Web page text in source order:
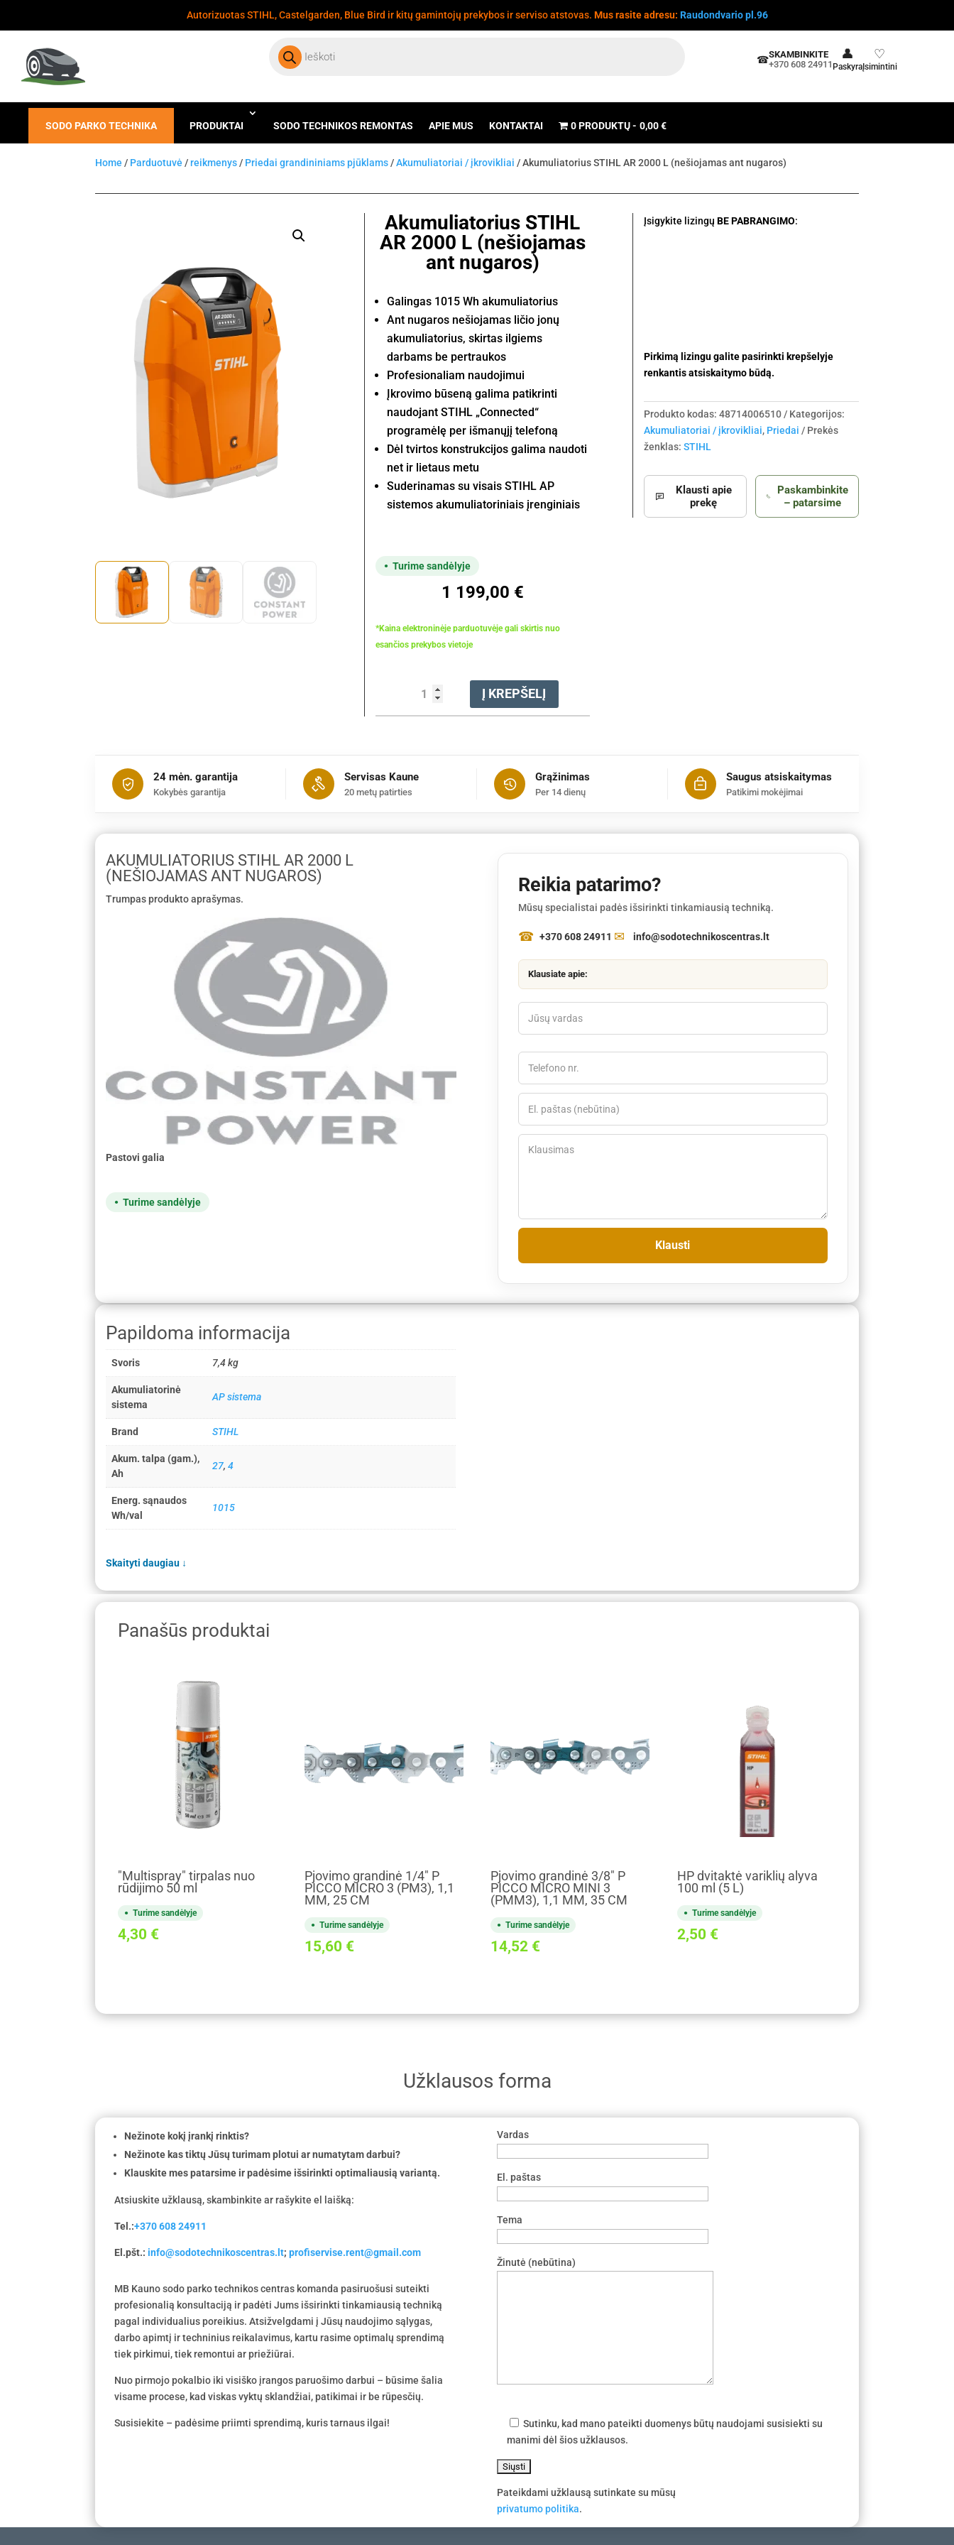
Autorizuotas STIHL, Castelgarden, Blue Bird ir kitų gamintojų prekybos ir serviso atstovas. Mus rasite adresu: Raudondvario pl.96
search
☎SKAMBINKITE
+370 608 24911
👤
Paskyra
♡
Įsimintini
SODO PARKO TECHNIKA PRODUKTAI SODO TECHNIKOS REMONTAS APIE MUS KONTAKTAI 0 PRODUKTŲ 0,00 €
Home / Parduotuvė /reikmenys / Priedai grandininiams pjūklams /Akumuliatoriai / įkrovikliai / Akumuliatorius STIHL AR 2000 L (nešiojamas ant nugaros)
Akumuliatorius STIHL
AR 2000 L (nešiojamas
ant nugaros)
Galingas 1015 Wh akumuliatorius
Ant nugaros nešiojamas ličio jonų
akumuliatorius, skirtas ilgiems
darbams be pertraukos
Profesionaliam naudojimui
Įkrovimo būseną galima patikrinti
naudojant STIHL „Connected“
programėlę per išmanųjį telefoną
Dėl tvirtos konstrukcijos galima naudoti
net ir lietaus metu
Suderinamas su visais STIHL AP
sistemos akumuliatoriniais įrenginiais
Turime sandėlyje
1 199,00 €
*Kaina elektroninėje parduotuvėje gali skirtis nuo
esančios prekybos vietoje
kiekis:
Akumuliatorius
L
(nešiojamas
ant
Į KREPŠELĮ
Įsigykite lizingų BE PABRANGIMO:
Pirkimą lizingu galite pasirinkti krepšelyje
renkantis atsiskaitymo būdą.
Produkto kodas: 48714006510
Kategorijos:
Akumuliatoriai / įkrovikliai, Priedai
Prekės
ženklas: STIHL
Klausti apie
prekę
Paskambinkite
– patarsime
24 mėn. garantija
Kokybės garantija
Servisas Kaune
20 metų patirties
Grąžinimas
Per 14 dienų
Saugus atsiskaitymas
Patikimi mokėjimai
AKUMULIATORIUS STIHL AR 2000 L
(NEŠIOJAMAS ANT NUGAROS)
Trumpas produkto aprašymas.
Pastovi galia
Turime sandėlyje
Reikia patarimo?
Mūsų specialistai padės išsirinkti tinkamiausią techniką.
+370 608 24911 info@sodotechnikoscentras.lt
Klausiate apie:
Papildoma informacija
Svoris 7,4 kg
Akumuliatorinė
sistema
AP sistema
Brand STIHL
Akum. talpa (gam.),
Ah
27,4
Energ. sąnaudos
Wh/val
1015
Skaityti daugiau ↓
Panašūs produktai
"Multispray" tirpalas nuo
rūdijimo 50 ml
Turime sandėlyje
4,30 €
Pjovimo grandinė 1/4" P
PICCO MICRO 3 (PM3), 1,1
MM, 25 CM
Turime sandėlyje
15,60 €
Pjovimo grandinė 3/8" P
PICCO MICRO MINI 3
(PMM3), 1,1 MM, 35 CM
Turime sandėlyje
14,52 €
HP dvitaktė variklių alyva
100 ml (5 L)
Turime sandėlyje
2,50 €
Užklausos forma
Nežinote kokį įrankį rinktis?
Nežinote kas tiktų Jūsų turimam plotui ar numatytam darbui?
Klauskite mes patarsime ir padėsime išsirinkti optimaliausią variantą.
Atsiuskite užklausą, skambinkite ar rašykite el laišką:
Tel.:+370 608 24911
El.pšt.:info@sodotechnikoscentras.lt;profiservise.rent@gmail.com
MB Kauno sodo parko technikos centras komanda pasiruošusi suteikti
profesionalią konsultaciją ir padėti Jums išsirinkti tinkamiausią techniką
pagal individualius poreikius. Atsižvelgdami į Jūsų naudojimo sąlygas,
darbo apimtį ir techninius reikalavimus, kartu rasime optimalų sprendimą
tiek pirkimui, tiek remontui ar priežiūrai.
Nuo pirmojo pokalbio iki visiško įrangos paruošimo darbui – būsime šalia
visame procese, kad viskas vyktų sklandžiai, patikimai ir be rūpesčių.
Susisiekite – padėsime priimti sprendimą, kuris tarnaus ilgai!
Vardas
El. paštas
Tema
Žinutė (nebūtina)
Sutinku, kad mano pateikti duomenys būtų naudojami susisiekti su
manimi dėl šios užklausos.
Pateikdami užklausą sutinkate su mūsų
privatumo politika.